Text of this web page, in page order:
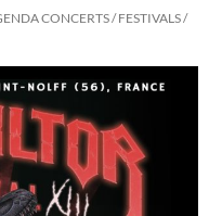
CONCERTS / FESTIVALS /